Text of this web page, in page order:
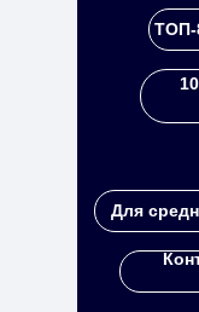
ТОП-
Для